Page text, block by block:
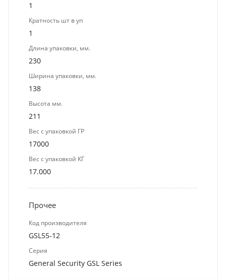
1
Кратность шт в уп
1
Длина упаковки, мм.
230
Ширина упаковки, мм.
138
Высота мм.
211
Вес с упаковкой ГР
17000
Вес с упаковкой КГ
17.000
Прочее
Код производителя
GSL55-12
Серия
General Security GSL Series